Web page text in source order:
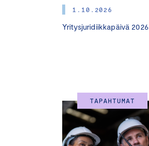
1.10.2026
Yritysjuridiikkapäivä 2026
TAPAHTUMAT